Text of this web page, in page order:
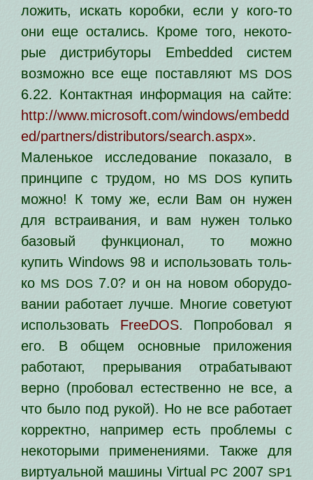
ло­жить, искать короб­ки, если у кого-то
они еще оста­лись. Кроме того, неко­то­
рые дис­три­бу­то­ры Embedded систем
воз­мож­но все еще постав­ля­ют MS DOS
6.22. Контактная инфор­ма­ция на сай­те:
http://www.microsoft.com/windows/embedd
ed/partners/distributors/search.aspx».
Маленькое иссле­до­ва­ние пока­за­ло, в
прин­ци­пе с тру­дом, но
MS DOS купить
мож­но! К тому же, если Вам он нужен
для встра­и­ва­ния, и вам нужен толь­ко
базо­вый функ­ци­о­нал, то мож­но
купить Windows 98 и исполь­зо­вать толь­
ко MS DOS7.0? и он на новом обо­ру­до­
ва­нии рабо­та­ет луч­ше. Многие сове­ту­ют
исполь­зо­вать FreeDOS. Попробовал я
его. В общем основ­ные при­ло­же­ния
рабо­та­ют, пре­ры­ва­ния отра­ба­ты­ва­ют
вер­но (про­бо­вал есте­ствен­но не все, а
что было под рукой). Но не все рабо­та­ет
кор­рект­но, напри­мер есть про­бле­мы с
неко­то­ры­ми при­ме­не­ни­я­ми. Также для
вир­ту­аль­ной маши­ны Virtual PC 2007 SP1